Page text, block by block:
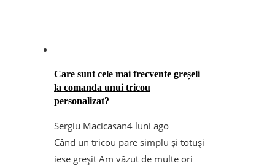
Care sunt cele mai frecvente greșeli
la comanda unui tricou
personalizat?
Sergiu Macicasan4 luni ago
Când un tricou pare simplu și totuși
iese greșit Am văzut de multe ori